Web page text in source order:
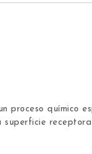
proceso químico